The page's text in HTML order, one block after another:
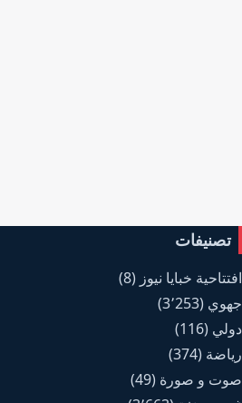
تصنيفات
افتتاحية خبايا نيوز (8)
جهوي (3٬253)
دولي (116)
رياضة (374)
صوت و صورة (49)